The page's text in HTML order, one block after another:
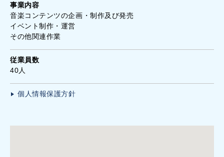
事業内容
音楽コンテンツの企画・制作及び発売
イベント制作・運営
その他関連作業
従業員数
40人
個人情報保護方針